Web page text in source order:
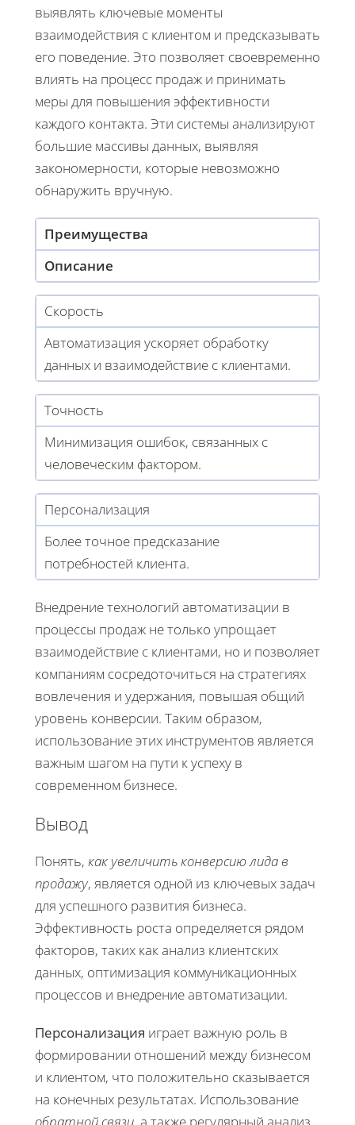
выявлять ключевые моменты
взаимодействия с клиентом и предсказывать
его поведение. Это позволяет своевременно
влиять на процесс продаж и принимать
меры для повышения эффективности
каждого контакта. Эти системы анализируют
большие массивы данных, выявляя
закономерности, которые невозможно
обнаружить вручную.
Преимущества
Описание
Скорость
Автоматизация ускоряет обработку
данных и взаимодействие с клиентами.
Точность
Минимизация ошибок, связанных с
человеческим фактором.
Персонализация
Более точное предсказание
потребностей клиента.
Внедрение технологий автоматизации в
процессы продаж не только упрощает
взаимодействие с клиентами, но и позволяет
компаниям сосредоточиться на стратегиях
вовлечения и удержания, повышая общий
уровень конверсии. Таким образом,
использование этих инструментов является
важным шагом на пути к успеху в
современном бизнесе.
Вывод
Понять, как увеличить конверсию лида в
продажу, является одной из ключевых задач
для успешного развития бизнеса.
Эффективность роста определяется рядом
факторов, таких как анализ клиентских
данных, оптимизация коммуникационных
процессов и внедрение автоматизации.
Персонализация играет важную роль в
формировании отношений между бизнесом
и клиентом, что положительно сказывается
на конечных результатах. Использование
обратной связи , а также регулярный анализ